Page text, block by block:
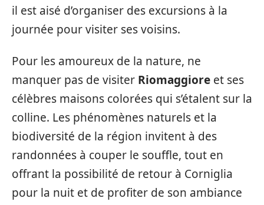
il est aisé d’organiser des excursions à la
journée pour visiter ses voisins.
Pour les amoureux de la nature, ne
manquer pas de visiter Riomaggiore et ses
célèbres maisons colorées qui s’étalent sur la
colline. Les phénomènes naturels et la
biodiversité de la région invitent à des
randonnées à couper le souffle, tout en
offrant la possibilité de retour à Corniglia
pour la nuit et de profiter de son ambiance